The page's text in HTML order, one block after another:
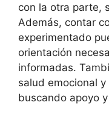
con la otra parte,
Además, contar
experimentado
orientación
informadas.
salud emocional
buscando apoyo